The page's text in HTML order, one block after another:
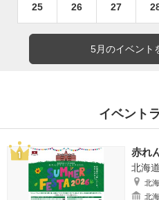
25 26 27
5月のイベント
イベント
赤れ
北海
北
北